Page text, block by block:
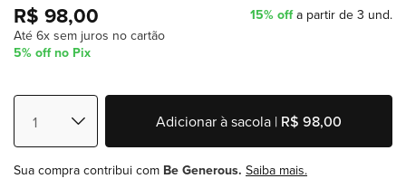
R$ 98,00
Até 6x sem juros no cartão
5% off no Pix
15% offa partir de 3 und.
Adicionar à sacola | R$ 98,00
Sua compra contribui com Be Generous. Saiba mais.